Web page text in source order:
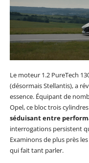
Le moteur 1.2 PureTech
(désormais Stellantis), a
essence. Équipant de
Opel, ce bloc trois
séduisant entre
interrogations persistent
Examinons de plus près
qui fait tant parler.